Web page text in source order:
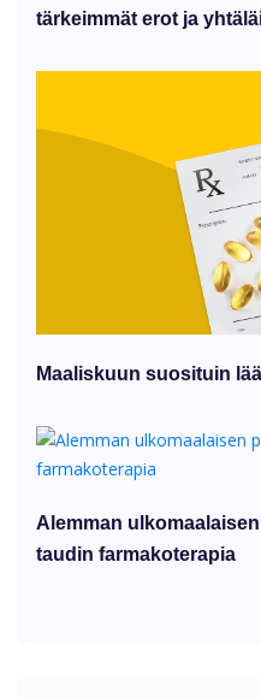
tärkeimmät erot ja
Maaliskuun suosituin
Alemman
taudin farmakoterapia